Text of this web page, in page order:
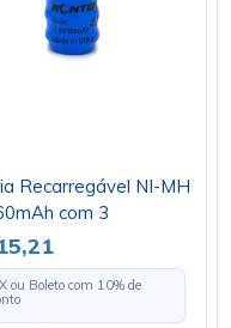
Recarregável NI-MH
com 3
16x19mm
ou Boleto com 10% de